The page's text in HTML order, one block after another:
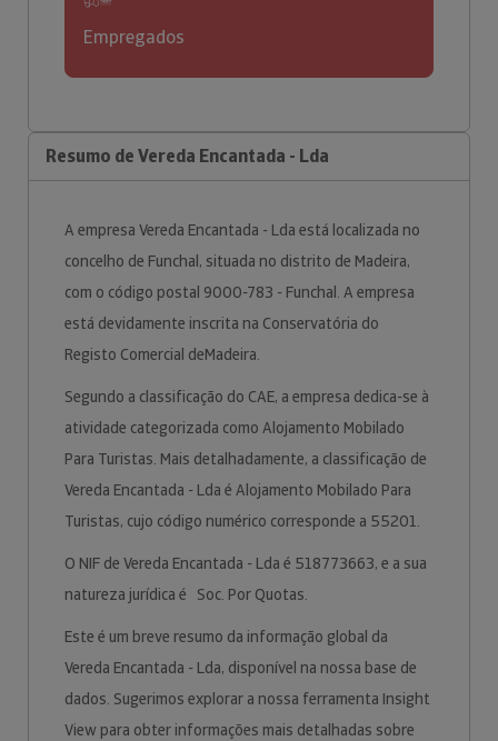
Empregados
Resumo de Vereda Encantada - Lda
A empresa Vereda Encantada - Lda está localizada no
concelho de Funchal, situada no distrito de Madeira,
com o código postal 9000-783 - Funchal. A empresa
está devidamente inscrita na Conservatória do
Registo Comercial deMadeira.
Segundo a classificação do CAE, a empresa dedica-se à
atividade categorizada como Alojamento Mobilado
Para Turistas. Mais detalhadamente, a classificação de
Vereda Encantada - Lda é Alojamento Mobilado Para
Turistas, cujo código numérico corresponde a 55201.
O NIF de Vereda Encantada - Lda é 518773663, e a sua
natureza jurídica é Soc. Por Quotas.
Este é um breve resumo da informação global da
Vereda Encantada - Lda, disponível na nossa base de
dados. Sugerimos explorar a nossa ferramenta Insight
View para obter informações mais detalhadas sobre